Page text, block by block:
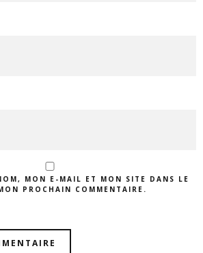
MON E-MAIL ET MON SITE DANS LE
PROCHAIN COMMENTAIRE.